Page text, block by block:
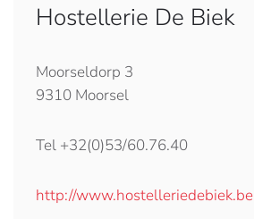
Hostellerie De Biek
Moorseldorp 3
9310 Moorsel
Tel +32(0)53/60.76.40
http://www.hostelleriedebiek.be